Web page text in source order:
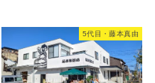
5代目・藤本真由